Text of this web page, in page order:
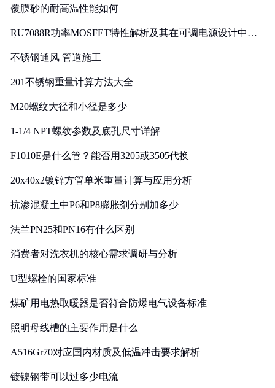
覆膜砂的耐高温性能如何
RU7088R功率MOSFET特性解析及其在可调电源设计中的
不锈钢通风 管道施工
201不锈钢重量计算方法大全
M20螺纹大径和小径是多少
1-1/4 NPT螺纹参数及底孔尺寸详解
F1010E是什么管？能否用3205或3505代换
20x40x2镀锌方管单米重量计算与应用分析
抗渗混凝土中P6和P8膨胀剂分别加多少
法兰PN25和PN16有什么区别
消费者对洗衣机的核心需求调研与分析
U型螺栓的国家标准
煤矿用电热取暖器是否符合防爆电气设备标准
照明母线槽的主要作用是什么
A516Gr70对应国内材质及低温冲击要求解析
镀镍钢带可以过多少电流